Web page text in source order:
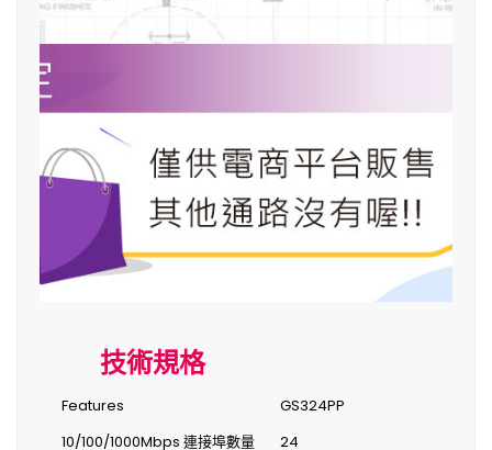
技術規格
Features
GS324PP
10/100/1000Mbps 連接埠數量
24